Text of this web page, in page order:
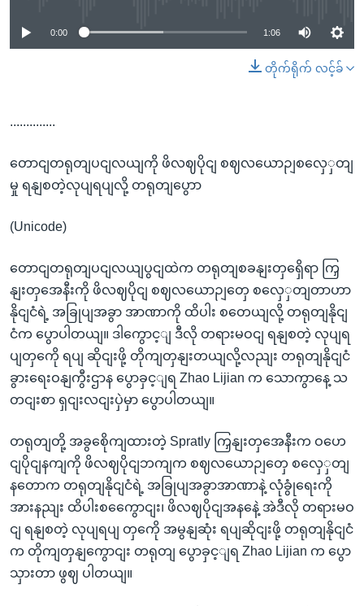
0:00 1:06
တိုက်ရိုက် လင့်ခ်
..............
တောငျတရုတျပငျလယျကို ဖိလဈပိုငျ စဈလယောဉျစလှေှတျ
မှု ရနျစတဲ့လုပျရပျလို့ တရုတျပွောာ
(Unicode)
တောငျတရုတျပငျလယျပွငျထဲက တရုတျစခနျးတှရှေိရာ ကြှ
နျးတှအေနီးကို ဖိလဈပိုငျ စဈလယောဉျတှေ စလှေှတျတာဟာ
နိုငျငံရဲ့ အခြုပျအခွာ အာဏာကို ထိပါး စတေယျလို့ တရုတျနိုငျ
ငံက ပွောပါတယျ။ ဒါကွောင့ျ ဒီလို တရားမဝငျ ရနျစတဲ့ လုပျရ
ပျတှကေို ရပျ ဆိုငျးဖို့ တိုကျတှနျးတယျလို့လညျး တရုတျနိုငျငံ
ခွားရေးဝနျကွီးဌာန ပွောခှင့ျရ Zhao Lijian က သောကွာနေ့ သ
တငျးစာ ရှငျးလငျးပှဲမှာ ပွောပါတယျ။
တရုတျတို့ အခွစေိုကျထားတဲ့ Spratly ကြှနျးတှအေနီးက ဝဟေ
ငျပိုငျနကျကို ဖိလဈပိုငျဘကျက စဈလယောဉျတှေ စလှေှတျ
နတောက တရုတျနိုငျငံရဲ့ အခြုပျအခွာအာဏာနဲ့ လုံခွုံရေးကို
အားနညျး ထိပါးစကွေောငျး၊ ဖိလဈပိုငျအနနေဲ့ အဲဒီလို တရားမဝ
ငျ ရနျစတဲ့ လုပျရပျ တှကေို အမွနျဆုံး ရပျဆိုငျးဖို့ တရုတျနိုငျငံ
က တိုကျတှနျကွောငျး တရုတျ ပွောခှင့ျရ Zhao Lijian က ပွော
သှားတာ ဖွဈ ပါတယျ။